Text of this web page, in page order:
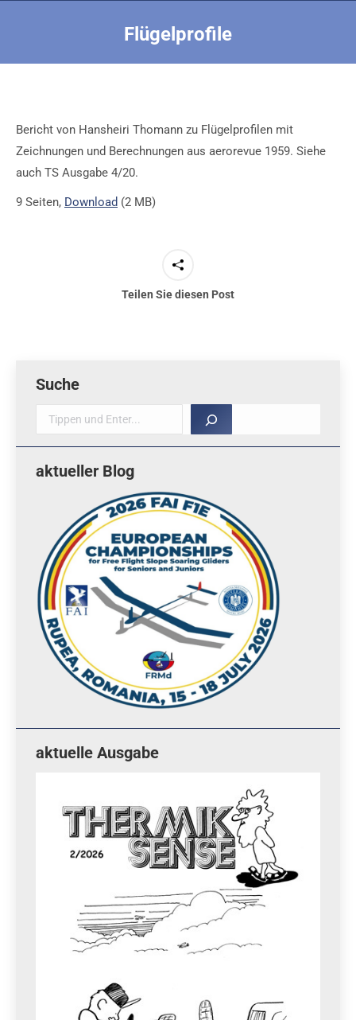
Flügelprofile
Bericht von Hansheiri Thomann zu Flügelprofilen mit
Zeichnungen und Berechnungen aus aerorevue 1959. Siehe
auch TS Ausgabe 4/20.
9 Seiten, Download (2 MB)
Teilen Sie diesen Post
Suche
Suche
aktueller Blog
aktuelle Ausgabe